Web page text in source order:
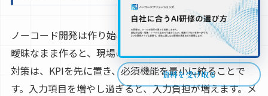
ノーコード開発は作り始めが簡単です。その分、目的が
曖昧なまま作ると、現場の業務に合わず使われません。
対策は、KPIを先に置き、必須機能を最小に絞ることで
す。入力項目を増やし過ぎると、入力負担が増えます。メ
資料を受け取る